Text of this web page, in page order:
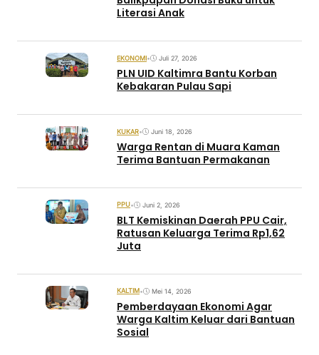
Literasi Anak
EKONOMI• Juli 27, 2026
PLN UID Kaltimra Bantu Korban
Kebakaran Pulau Sapi
KUKAR• Juni 18, 2026
Warga Rentan di Muara Kaman
Terima Bantuan Permakanan
PPU• Juni 2, 2026
BLT Kemiskinan Daerah PPU Cair,
Ratusan Keluarga Terima Rp1,62
Juta
KALTIM• Mei 14, 2026
Pemberdayaan Ekonomi Agar
Warga Kaltim Keluar dari Bantuan
Sosial